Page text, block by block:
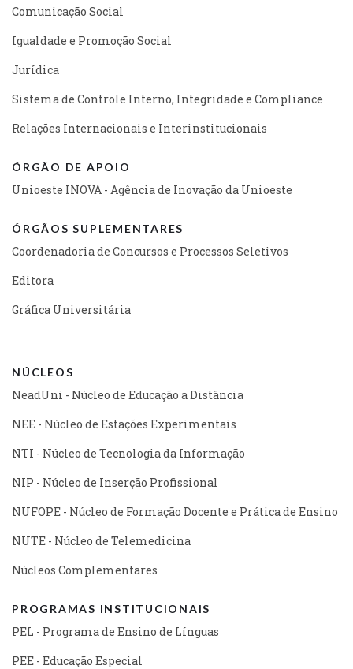
Comunicação Social
Igualdade e Promoção Social
Jurídica
Sistema de Controle Interno, Integridade e Compliance
Relações Internacionais e Interinstitucionais
ÓRGÃO DE APOIO
Unioeste INOVA - Agência de Inovação da Unioeste
ÓRGÃOS SUPLEMENTARES
Coordenadoria de Concursos e Processos Seletivos
Editora
Gráfica Universitária
NÚCLEOS
NeadUni - Núcleo de Educação a Distância
NEE - Núcleo de Estações Experimentais
NTI - Núcleo de Tecnologia da Informação
NIP - Núcleo de Inserção Profissional
NUFOPE - Núcleo de Formação Docente e Prática de Ensino
NUTE - Núcleo de Telemedicina
Núcleos Complementares
PROGRAMAS INSTITUCIONAIS
PEL - Programa de Ensino de Línguas
PEE - Educação Especial